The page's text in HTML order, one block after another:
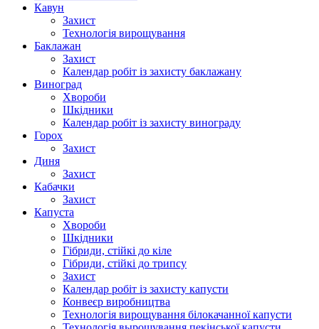
Кавун
Захист
Технологія вирощування
Баклажан
Захист
Календар робіт із захисту баклажану
Виноград
Хвороби
Шкідники
Календар робіт із захисту винограду
Горох
Захист
Диня
Захист
Кабачки
Захист
Капуста
Хвороби
Шкідники
Гібриди, стійкі до кіле
Гібриди, стійкі до трипсу
Захист
Календар робіт із захисту капусти
Конвеєр виробництва
Технологія вирощування білокачанної капусти